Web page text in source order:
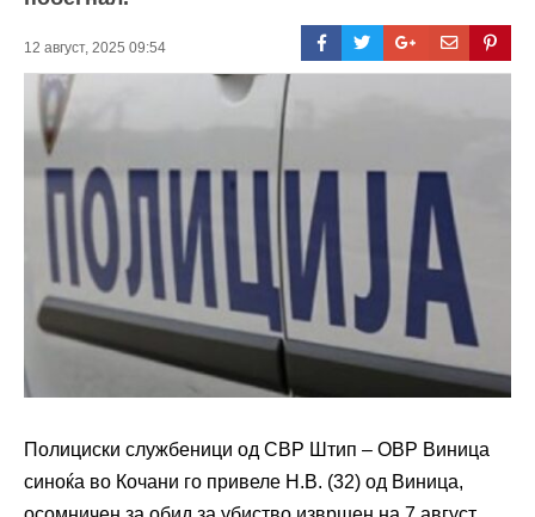
12 август, 2025 09:54
Полициски службеници од СВР Штип – ОВР Виница
синоќа во Кочани го привеле Н.В. (32) од Виница,